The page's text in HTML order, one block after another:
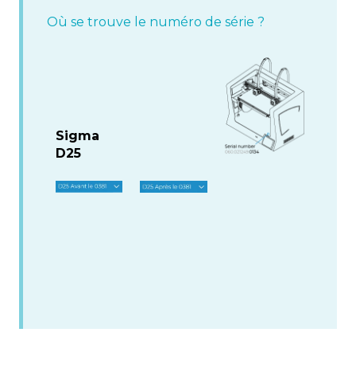
Où se trouve le numéro de série ?
Sigma
D25